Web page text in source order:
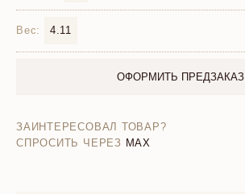
Вес: 4.11
ОФОРМИТЬ ПРЕДЗАКАЗ
ЗАИНТЕРЕСОВАЛ ТОВАР?
СПРОСИТЬ ЧЕРЕЗ MAX